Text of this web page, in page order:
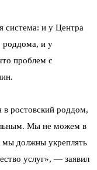
система: и у Центра
роддома, и у
проблем с
ростовский роддом,
Мы не можем в
мы должны укреплять
услуг», — заявил